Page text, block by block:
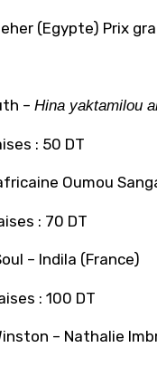
(Egypte) Prix
– Hina yaktamilou
: 50 DT
Oumou
: 70 DT
– Indila (France)
: 100 DT
– Nathalie